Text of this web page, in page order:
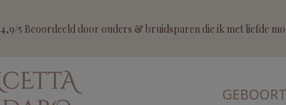
4,9/5 Beoordeeld door ouders & bruidsparen die ik met liefde